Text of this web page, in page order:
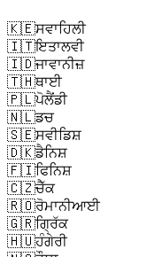
🇰🇪ਸਵਾਹਿਲੀ
🇮🇹ਇਤਾਲਵੀ
🇮🇩ਜਾਵਾਨੀਜ਼
🇹🇭ਥਾਈ
🇵🇱ਪੋਲੈਂਡੀ
🇳🇱ਡਚ
🇸🇪ਸਵੀਡਿਸ਼
🇩🇰ਡੈਨਿਸ਼
🇫🇮ਫਿਨਿਸ਼
🇨🇿ਚੈੱਕ
🇷🇴ਰੋਮਾਨੀਆਈ
🇬🇷ਗ੍ਰਿੱਕ
🇭🇺ਹੰਗੇਰੀ